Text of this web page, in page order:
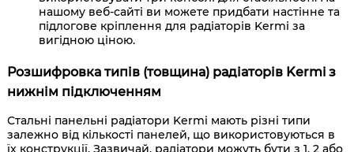
нашому веб-сайті ви можете придбати настінне та
підлогове кріплення для радіаторів Kermi за
вигідною ціною.
Розшифровка типів (товщина) радіаторів Kermi з
нижнім підключенням
Стальні панельні радіатори Kermi мають різні типи
залежно від кількості панелей, що використовуються в
їх конструкції. Зазвичай, радіатори можуть бути з 1, 2 або